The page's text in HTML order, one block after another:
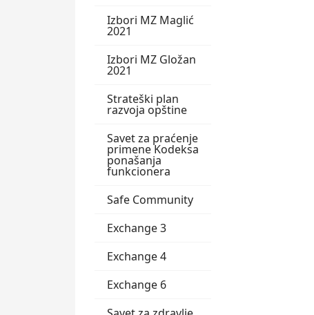
Izbori MZ Maglić
2021
Izbori MZ Gložan
2021
Strateški plan
razvoja opštine
Savet za praćenje
primene Kodeksa
ponašanja
funkcionera
Safe Community
Exchange 3
Exchange 4
Exchange 6